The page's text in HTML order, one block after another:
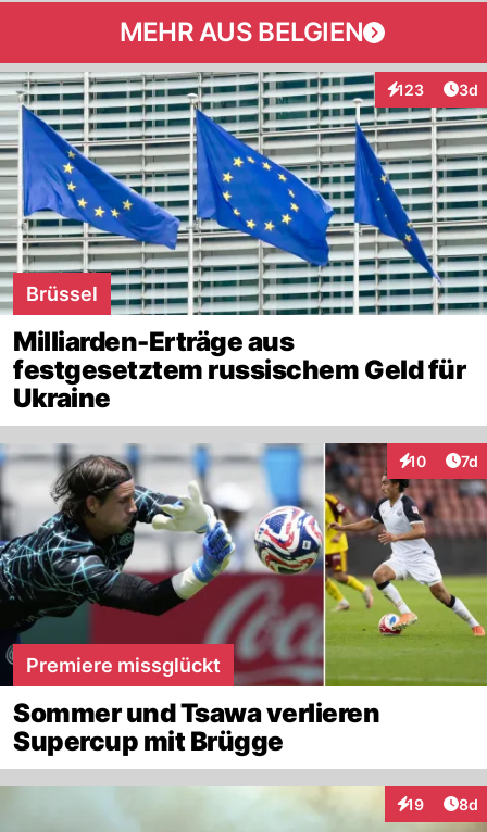
MEHR AUS BELGIEN
123
Interaktionen
3d
Brüssel
Milliarden-Erträge aus
festgesetztem russischem Geld für
Ukraine
10 7d
Premiere missglückt
Sommer und Tsawa verlieren
Supercup mit Brügge
19
Interaktionen
8d